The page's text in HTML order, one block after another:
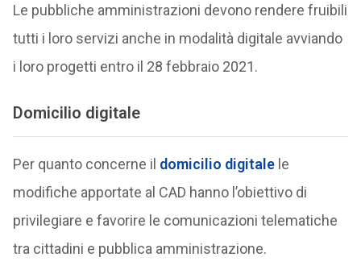
Le pubbliche amministrazioni devono rendere fruibili
tutti i loro servizi anche in modalità digitale avviando
i loro progetti entro il 28 febbraio 2021.
Domicilio digitale
Per quanto concerne il domicilio digitalele
modifiche apportate al CAD hanno l’obiettivo di
privilegiare e favorire le comunicazioni telematiche
tra cittadini e pubblica amministrazione.